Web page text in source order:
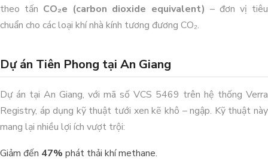
theo tấn CO₂e (carbon dioxide equivalent) – đơn vị tiêu
chuẩn cho các loại khí nhà kính tương đương CO₂.
Dự án Tiên Phong tại An Giang
Dự án tại An Giang, với mã số VCS 5469 trên hệ thống Verra
Registry, áp dụng kỹ thuật tưới xen kẽ khô – ngập. Kỹ thuật này
mang lại nhiều lợi ích vượt trội:
Giảm đến 47% phát thải khí methane.
Dự án xử lý môi trường trang trại heo
Anh Hải_Tây Ninh
ĐỊNH CHO ĐẤT TRỒNG SẦU
RIÊNG